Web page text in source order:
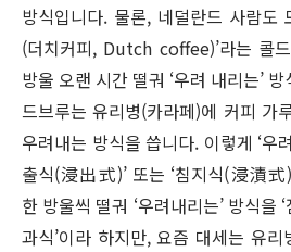
방식입니다. 물론, 네덜란드 사람도
(더치커피, Dutch coffee)’라는 콜
방울 오랜 시간 떨궈 ‘우려 내리는’
드브루는 유리병(카라페)에 커피 가
우려내는 방식을 씁니다. 이렇게 ‘우
출식(浸出式)’ 또는 ‘침지식(浸漬式
한 방울씩 떨궈 ‘우려내리는’ 방식을
과식’이라 하지만, 요즘 대세는 유